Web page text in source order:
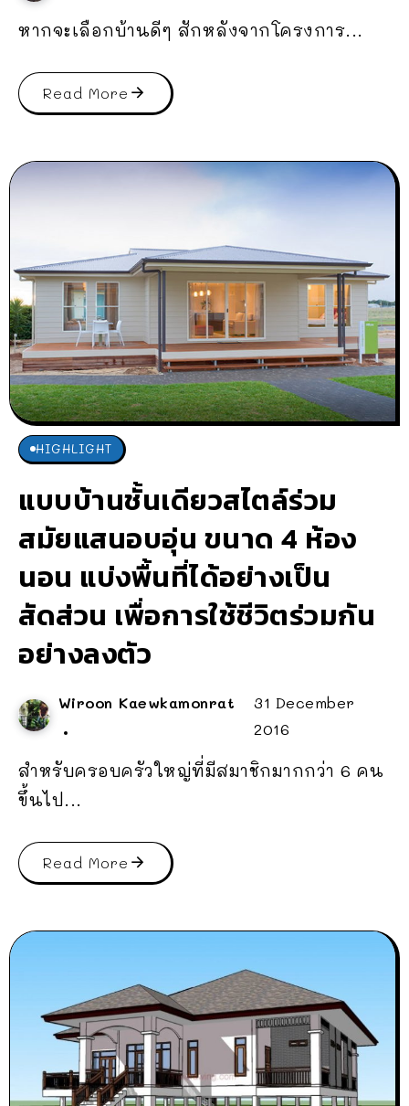
หากจะเลือกบ้านดีๆ สักหลังจากโครงการ...
Read More
HIGHLIGHT
แบบบ้านชั้นเดียวสไตล์ร่วม
สมัยแสนอบอุ่น ขนาด 4 ห้อง
นอน แบ่งพื้นที่ได้อย่างเป็น
สัดส่วน เพื่อการใช้ชีวิตร่วมกัน
อย่างลงตัว
Wiroon Kaewkamonrat
31 December
2016
สำหรับครอบครัวใหญ่ที่มีสมาชิกมากกว่า 6 คน
ขึ้นไป...
Read More